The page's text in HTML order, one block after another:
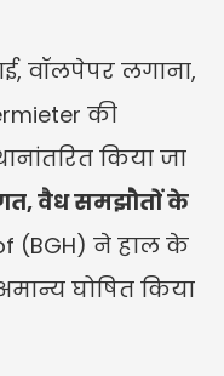
वॉलपेपर लगाना,
की
किया जा
वैध समझौतों के
(BGH) ने हाल के
घोषित किया